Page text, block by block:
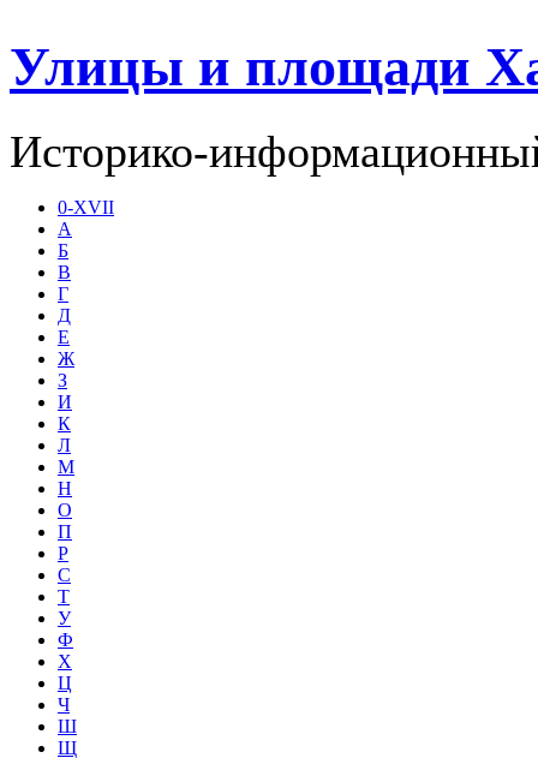
Улицы и площади
Историко-
0-XVII
А
Б
В
Г
Д
Е
Ж
З
И
К
Л
М
Н
О
П
Р
С
Т
У
Ф
Х
Ц
Ч
Ш
Щ